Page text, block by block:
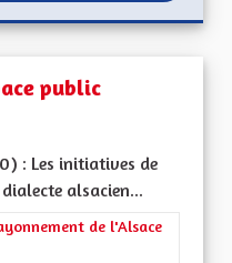
public
: Les initiatives de
alsacien...
: La Culture, l'Education et
de l'Alsace